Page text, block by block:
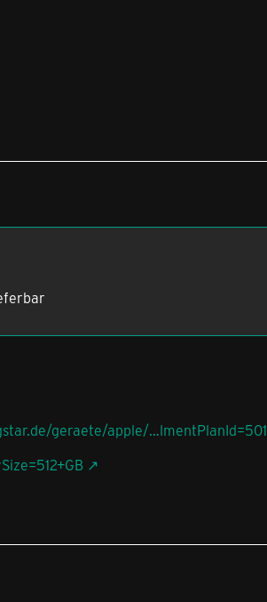
geraete/apple/…lmentPlanId=501